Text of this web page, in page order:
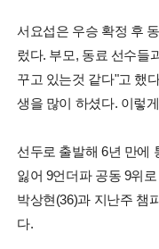
서요섭은 우승 확정 후
렀다. 부모, 동료 선수들
꾸고 있는것 같다"고 했
생을 많이 하셨다. 이렇
선두로 출발해 6년 만에
잃어 9언더파 공동 9위
박상현(36)과 지난주 챔
다.